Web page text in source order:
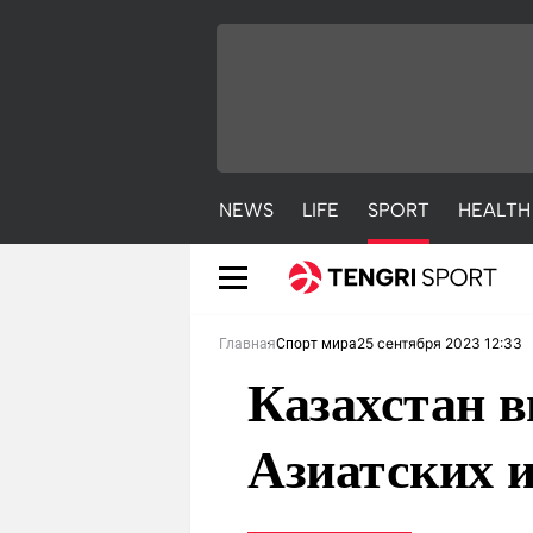
NEWS LIFE SPORT HEALTH
NEWS
ГлавнаяСпорт мира25 сентября 2023 12:33
Казахстан
Азиатских